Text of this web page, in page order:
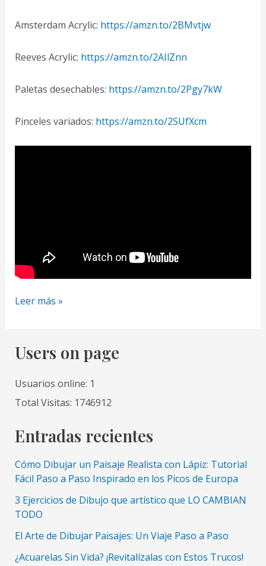
Amsterdam Acrylic: https://amzn.to/2BMvtjw
Reeves Acrylic: https://amzn.to/2AIlZnn
Paletas desechables: https://amzn.to/2Pgy7kW
Pinceles variados: https://amzn.to/2SUfXcm
Como
marina
en
acrílicos
Leer más »
Users on page
Usuarios online: 1
Total Visitas: 1746912
Entradas recientes
Cómo Dibujar un Paisaje Realista con Lápiz: Tutorial
Fácil Paso a Paso Inspirado en los Picos de Europa
3 Ejercicios de Dibujo que artístico que LO CAMBIAN
TODO
El Arte de Dibujar Paisajes: Un Viaje Paso a Paso
¿Acuarelas Sin Vida? ¡Revitalízalas con Estos Trucos!